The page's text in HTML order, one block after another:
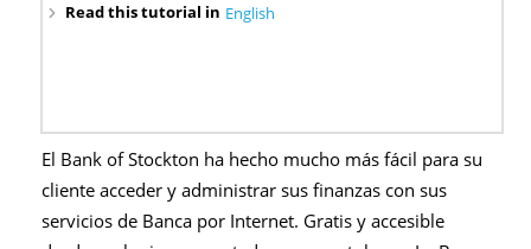
English
Read this tutorial in
El Bank of Stockton ha hecho mucho más fácil para su
cliente acceder y administrar sus finanzas con sus
servicios de Banca por Internet. Gratis y accesible